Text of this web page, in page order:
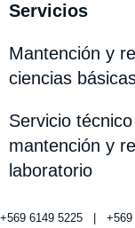
Servicios
Mantención y
ciencias
Servicio
mantención y
laboratorio
+569 6149 5225 | +569